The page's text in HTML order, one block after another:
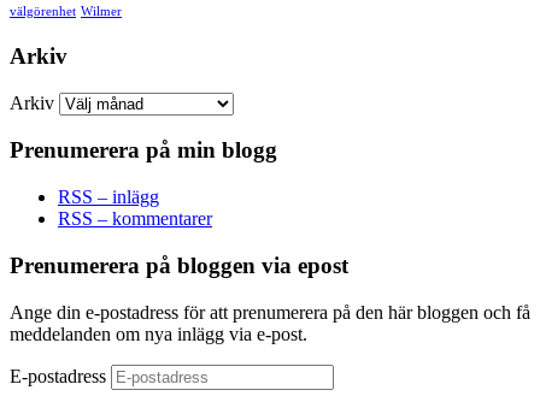
välgörenhet Wilmer
Arkiv
Arkiv
Prenumerera på min blogg
RSS – inlägg
RSS – kommentarer
Prenumerera på bloggen via epost
Ange din e-postadress för att prenumerera på den här bloggen och få
meddelanden om nya inlägg via e-post.
E-postadress